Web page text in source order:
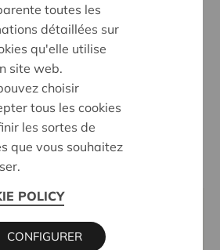
05/2025
toutes les
détaillées sur
qu'elle utilise
site web.
choisir
tous les cookies
les sortes de
que vous souhaitez
POLICY
CONFIGURER